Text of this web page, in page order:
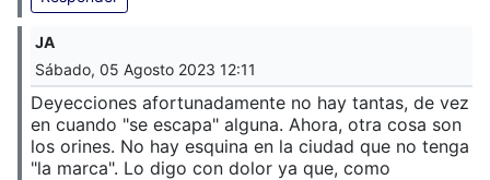
JA
Sábado, 05 Agosto 2023 12:11
Deyecciones afortunadamente no hay tantas, de vez
en cuando "se escapa" alguna. Ahora, otra cosa son
los orines. No hay esquina en la ciudad que no tenga
"la marca". Lo digo con dolor ya que, como